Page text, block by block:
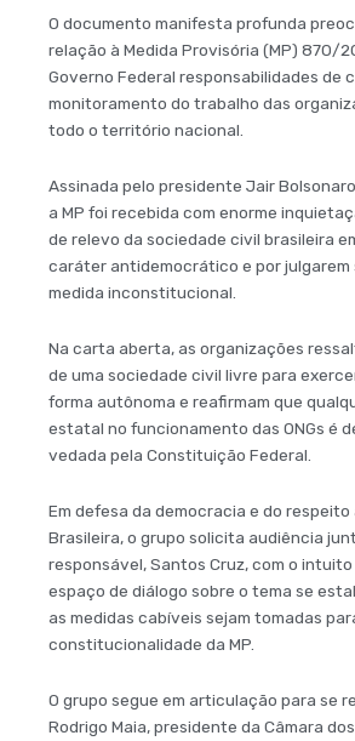
O documento manifesta profunda
relação à Medida Provisória (MP) 870/
Governo Federal responsabilidades de
monitoramento do trabalho das
todo o território nacional.
Assinada pelo presidente Jair Bolsonaro
a MP foi recebida com enorme
de relevo da sociedade civil brasileira
caráter antidemocrático e por julgarem
medida inconstitucional.
Na carta aberta, as organizações
de uma sociedade civil livre para
forma autônoma e reafirmam que
estatal no funcionamento das ONGs é
vedada pela Constituição Federal.
Em defesa da democracia e do
Brasileira, o grupo solicita audiência
responsável, Santos Cruz, com o intuito
espaço de diálogo sobre o tema se
as medidas cabíveis sejam tomadas
constitucionalidade da MP.
O grupo segue em articulação para se
Rodrigo Maia, presidente da Câmara